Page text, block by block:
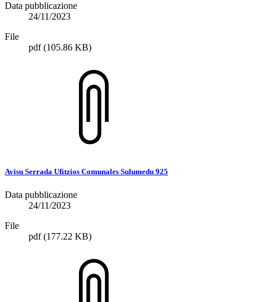
Data pubblicazione
24/11/2023
File
pdf(105.86 KB)
Avisu Serrada Ufìtzios Comunales Sulumedu 925
Data pubblicazione
24/11/2023
File
pdf(177.22 KB)